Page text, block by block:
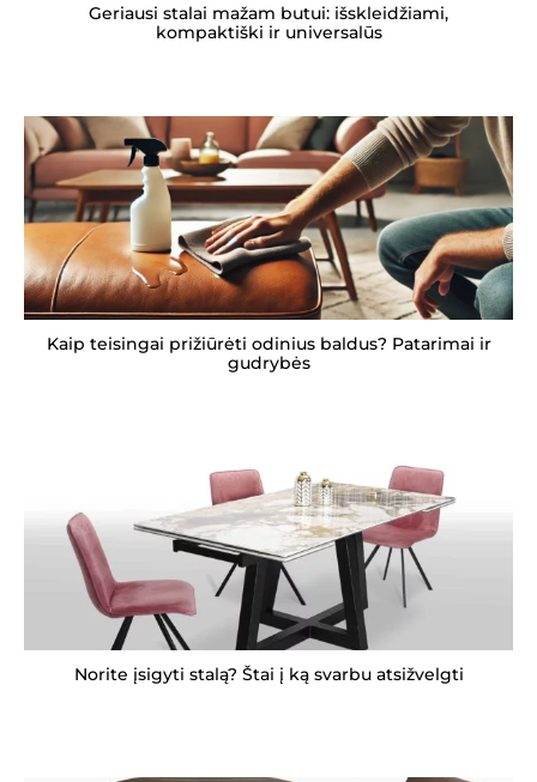
Geriausi stalai mažam butui: išskleidžiami,
kompaktiški ir universalūs
Kaip teisingai prižiūrėti odinius baldus? Patarimai ir
gudrybės
Norite įsigyti stalą? Štai į ką svarbu atsižvelgti